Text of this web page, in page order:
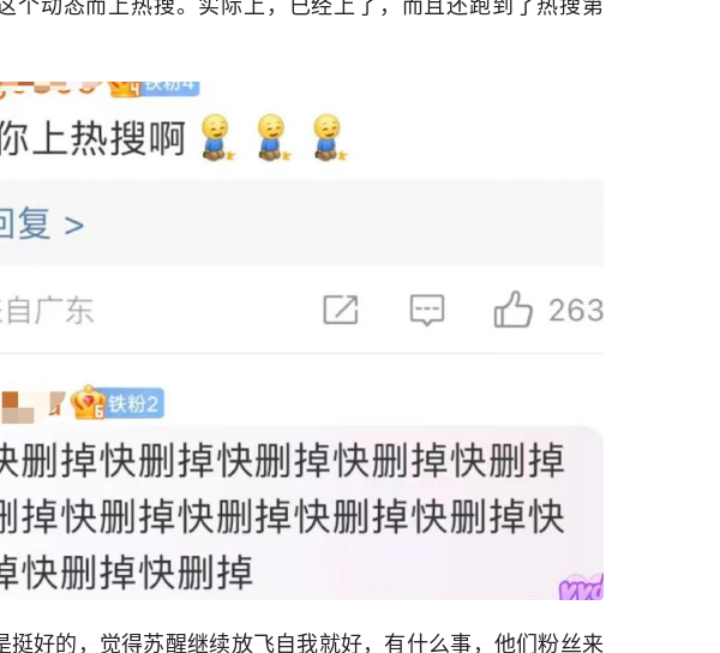
挺好的，觉得苏醒继续放飞自我就好，有什么事，他们粉丝来